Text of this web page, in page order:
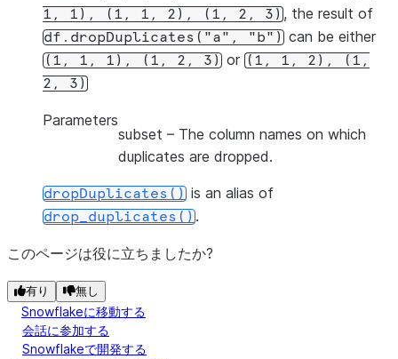
1,
1), (1, 1, 2), (1, 2, 3) , the result of
df.dropDuplicates("a", "b") can be either
(1, 1, 1), (1, 2, 3) or (1, 1, 2),
(1,
2,
3)
Parameters
subset – The column names on which
duplicates are dropped.
dropDuplicates() is an alias of
drop_duplicates().
このページは役に立ちましたか?
有り 無し
Snowflakeに移動する
会話に参加する
Snowflakeで開発する